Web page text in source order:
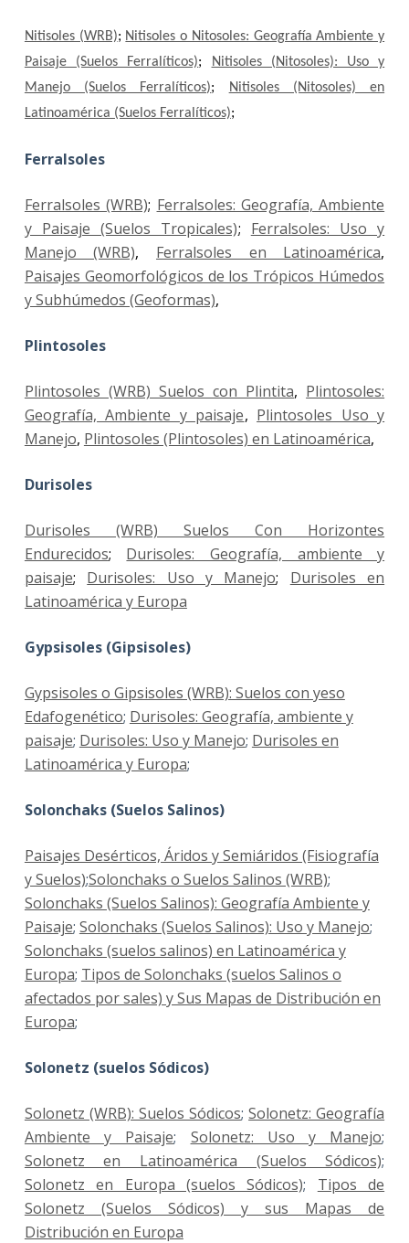
Nitisoles (WRB); Nitisoles o Nitosoles: Geografía Ambiente y
Paisaje (Suelos Ferralíticos);
Nitisoles (Nitosoles): Uso y
Manejo (Suelos Ferralíticos);
Nitisoles (Nitosoles) en
Latinoamérica (Suelos Ferralíticos);
Ferralsoles
Ferralsoles (WRB); Ferralsoles: Geografía, Ambiente
y Paisaje (Suelos Tropicales); Ferralsoles: Uso y
Manejo (WRB), Ferralsoles en Latinoamérica,
Paisajes Geomorfológicos de los Trópicos Húmedos
y Subhúmedos (Geoformas),
Plintosoles
Plintosoles (WRB) Suelos con Plintita, Plintosoles:
Geografía, Ambiente y paisaje, Plintosoles Uso y
Manejo, Plintosoles (Plintosoles) en Latinoamérica,
Durisoles
Durisoles (WRB) Suelos Con Horizontes
Endurecidos; Durisoles: Geografía, ambiente y
paisaje; Durisoles: Uso y Manejo; Durisoles en
Latinoamérica y Europa
Gypsisoles (Gipsisoles)
Gypsisoles o Gipsisoles (WRB): Suelos con yeso
Edafogenético; Durisoles: Geografía, ambiente y
paisaje; Durisoles: Uso y Manejo; Durisoles en
Latinoamérica y Europa;
Solonchaks (Suelos Salinos)
Paisajes Desérticos, Áridos y Semiáridos (Fisiografía
y Suelos);Solonchaks o Suelos Salinos (WRB);
Solonchaks (Suelos Salinos): Geografía Ambiente y
Paisaje; Solonchaks (Suelos Salinos): Uso y Manejo;
Solonchaks (suelos salinos) en Latinoamérica y
Europa; Tipos de Solonchaks (suelos Salinos o
afectados por sales) y Sus Mapas de Distribución en
Europa;
Solonetz (suelos Sódicos)
Solonetz (WRB): Suelos Sódicos;Solonetz: Geografía
Ambiente y Paisaje; Solonetz: Uso y Manejo;
Solonetz en Latinoamérica (Suelos Sódicos);
Solonetz en Europa (suelos Sódicos); Tipos de
Solonetz (Suelos Sódicos) y sus Mapas de
Distribución en Europa